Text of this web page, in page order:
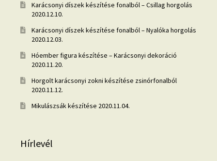
Karácsonyi díszek készítése fonalból – Csillag horgolás
2020.12.10.
Karácsonyi díszek készítése fonalból – Nyalóka horgolás
2020.12.03.
Hóember figura készítése – Karácsonyi dekoráció
2020.11.20.
Horgolt karácsonyi zokni készítése zsinórfonalból
2020.11.12.
Mikulászsák készítése 2020.11.04.
Hírlevél